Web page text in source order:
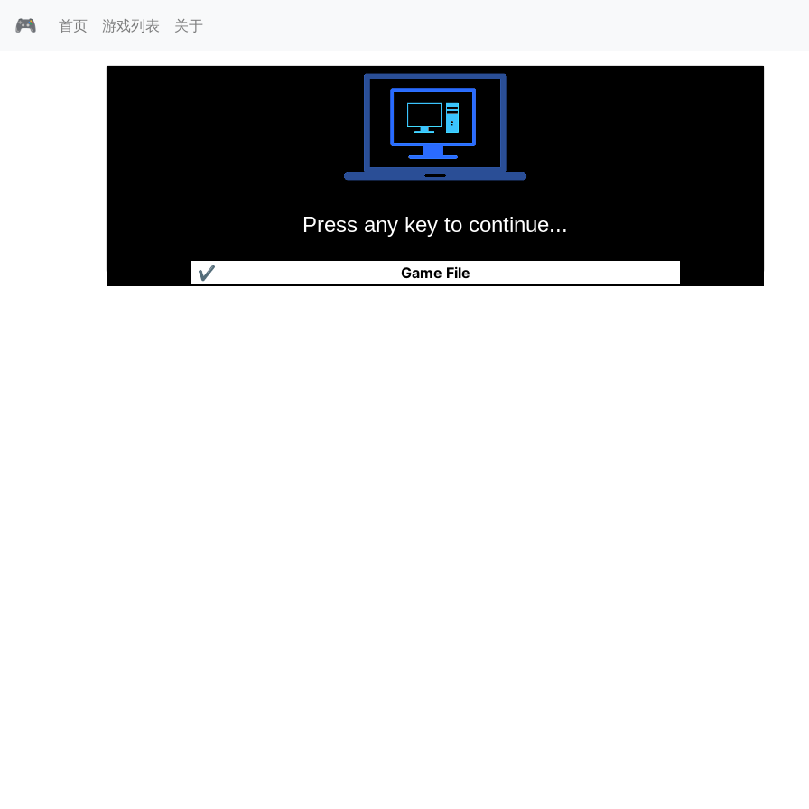
🎮 首页 游戏列表 关于
Press any key to continue...
Game File
✔